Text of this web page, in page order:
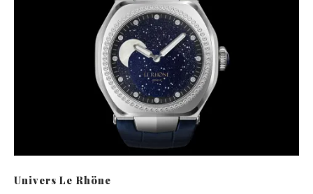
Univers Le Rhöne